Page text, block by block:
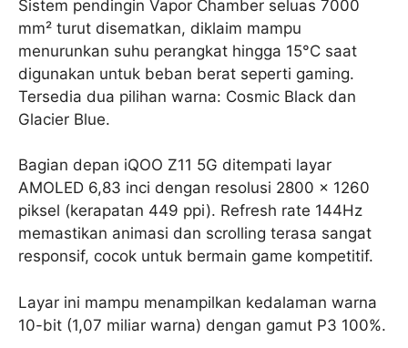
Sistem pendingin Vapor Chamber seluas 7000
mm² turut disematkan, diklaim mampu
menurunkan suhu perangkat hingga 15°C saat
digunakan untuk beban berat seperti gaming.
Tersedia dua pilihan warna: Cosmic Black dan
Glacier Blue.
Bagian depan iQOO Z11 5G ditempati layar
AMOLED 6,83 inci dengan resolusi 2800 x 1260
piksel (kerapatan 449 ppi). Refresh rate 144Hz
memastikan animasi dan scrolling terasa sangat
responsif, cocok untuk bermain game kompetitif.
Layar ini mampu menampilkan kedalaman warna
10-bit (1,07 miliar warna) dengan gamut P3 100%.